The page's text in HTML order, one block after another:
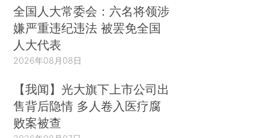
全国人大常委会：六名将领涉
嫌严重违纪违法 被罢免全国
人大代表
2026年08月08日
【我闻】光大旗下上市公司出
售背后隐情 多人卷入医疗腐
败案被查